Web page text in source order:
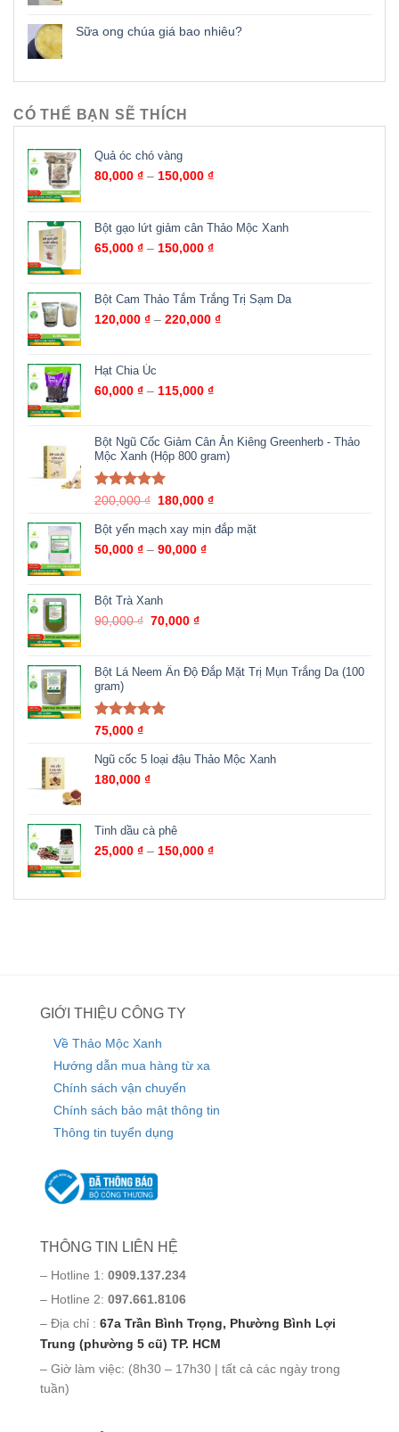
Sữa ong chúa giá bao nhiêu?
CÓ THỂ BẠN SẼ THÍCH
Quả óc chó vàng
80,000 ₫ – 150,000 ₫
Bột gạo lứt giảm cân Thảo Mộc Xanh
65,000 ₫ – 150,000 ₫
Bột Cam Thảo Tắm Trắng Trị Sạm Da
120,000 ₫ – 220,000 ₫
Hạt Chia Úc
60,000 ₫ – 115,000 ₫
Bột Ngũ Cốc Giảm Cân Ăn Kiêng Greenherb - Thảo
Mộc Xanh (Hộp 800 gram)
Được xếp
sao
200,000₫ 180,000₫
Bột yến mạch xay mịn đắp mặt
50,000 ₫ – 90,000 ₫
Bột Trà Xanh
90,000₫ 70,000₫
Bột Lá Neem Ấn Độ Đắp Mặt Trị Mụn Trắng Da (100
gram)
Được xếp
sao
75,000 ₫
Ngũ cốc 5 loại đậu Thảo Mộc Xanh
180,000 ₫
Tinh dầu cà phê
25,000 ₫ – 150,000 ₫
GIỚI THIỆU CÔNG TY
Về Thảo Mộc Xanh
Hướng dẫn mua hàng từ xa
Chính sách vận chuyển
Chính sách bảo mật thông tin
Thông tin tuyển dụng
THÔNG TIN LIÊN HỆ
– Hotline 1: 0909.137.234
– Hotline 2: 097.661.8106
– Địa chỉ : 67a Trần Bình Trọng, Phường Bình Lợi
Trung (phường 5 cũ) TP. HCM
– Giờ làm việc: (8h30 – 17h30 | tất cả các ngày trong
tuần)